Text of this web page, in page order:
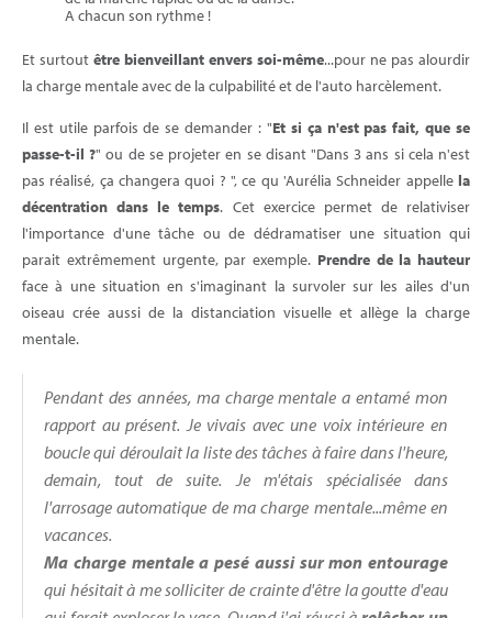
A chacun son rythme !
Et surtout être bienveillant envers soi-même...pour ne pas alourdir
la charge mentale avec de la culpabilité et de l'auto harcèlement.
Il est utile parfois de se demander : "Et si ça n'est pas fait, que se
passe-t-il ?" ou de se projeter en se disant "Dans 3 ans si cela n'est
pas réalisé, ça changera quoi ? ", ce qu 'Aurélia Schneider appelle la
décentration dans le temps. Cet exercice permet de relativiser
l'importance d'une tâche ou de dédramatiser une situation qui
parait extrêmement urgente, par exemple. Prendre de la hauteur
face à une situation en s'imaginant la survoler sur les ailes d'un
oiseau crée aussi de la distanciation visuelle et allège la charge
mentale.
Pendant des années, ma charge mentale a entamé mon
rapport au présent. Je vivais avec une voix intérieure en
boucle qui déroulait la liste des tâches à faire dans l'heure,
demain, tout de suite. Je m'étais spécialisée dans
l'arrosage automatique de ma charge mentale...même en
vacances.
Ma charge mentale a pesé aussi sur mon entourage
qui hésitait à me solliciter de crainte d'être la goutte d'eau